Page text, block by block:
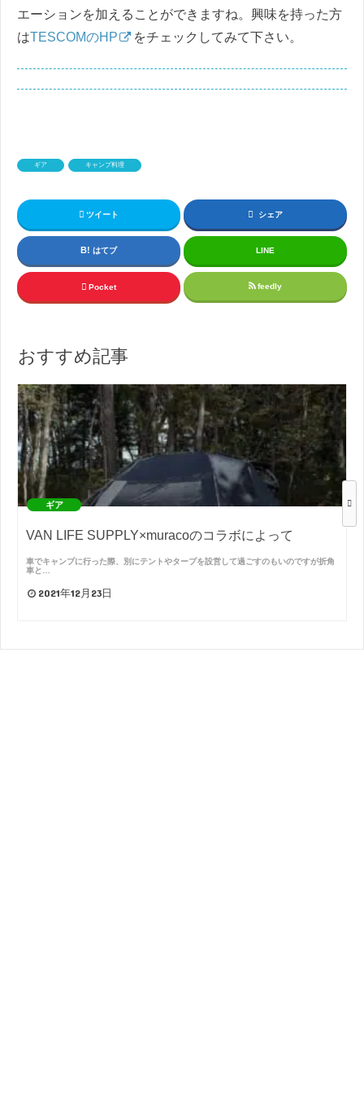
エーションを加えることができますね。興味を持った方
はTESCOMのHP をチェックしてみて下さい。
ギア キャンプ料理
ツイート シェア
はてブ LINE
Pocket feedly
おすすめ記事
ギア
VAN LIFE SUPPLY×muracoのコラボによって
車でキャンプに行った際、別にテントやタープを設営して過ごすのもいのですが折角
車と…
2021年12月23日